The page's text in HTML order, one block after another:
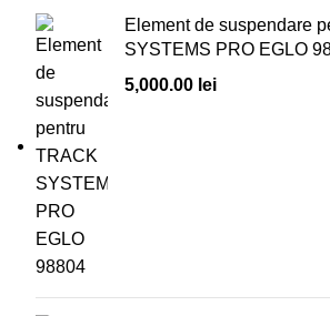
Element de suspendare
SYSTEMS PRO EGLO
5,000.00 lei